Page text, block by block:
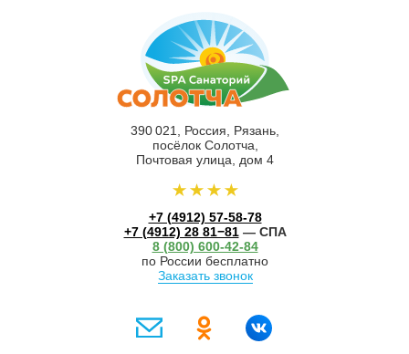
390 021, Россия, Рязань,
посёлок Солотча,
Почтовая улица, дом 4
+7 (4912) 57-58-78
+7 (4912) 28 81−81— СПА
8 (800) 600-42-84
по России бесплатно
Заказать звонок